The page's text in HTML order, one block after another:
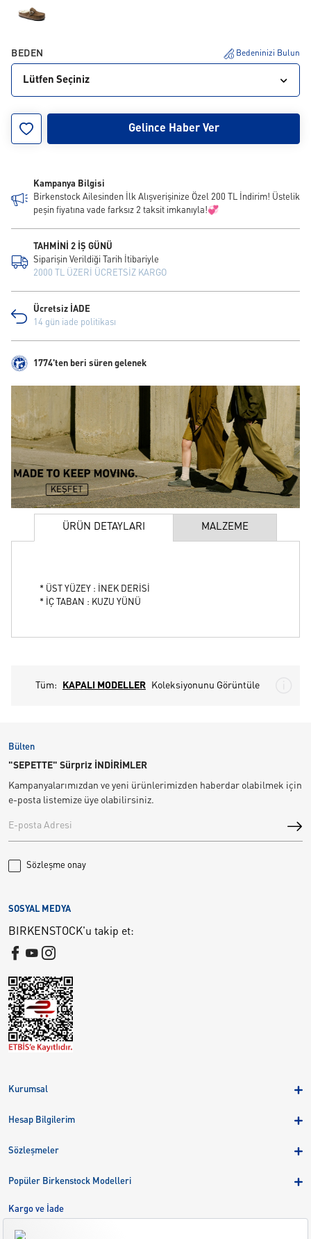
BEDEN Bedeninizi Bulun
Lütfen Seçiniz
Gelince Haber Ver
Kampanya Bilgisi
Birkenstock Ailesinden İlk Alışverişinize Özel 200 TL İndirim! Üstelik
peşin fiyatına vade farksız 2 taksit imkanıyla!💞
TAHMİNİ 2 İŞ GÜNÜ
Siparişin Verildiği Tarih İtibariyle
2000 TL ÜZERİ ÜCRETSİZ KARGO
Ücretsiz İADE
14 gün iade politikası
1774'ten beri süren gelenek
ÜRÜN DETAYLARI MALZEME
* ÜST YÜZEY : İNEK DERİSİ
* İÇ TABAN : KUZU YÜNÜ
Tüm: KAPALI MODELLER Koleksiyonunu Görüntüle
Bülten
"SEPETTE" Sürpriz İNDİRİMLER
Kampanyalarımızdan ve yeni ürünlerimizden haberdar olabilmek için
e-posta listemize üye olabilirsiniz.
Sözleşme onay
Kurumsal
Birkenstock Group
Kariyer
Hesap Bilgilerim
Sipariş Takibi
Sözleşmeler
Kargo ve İade
Çerez Tercihlerini Yönetin
Popüler Birkenstock Modelleri
Kargo ve İade
Bize Ulaşın
SOSYAL MEDYA
BIRKENSTOCK'u takip et: